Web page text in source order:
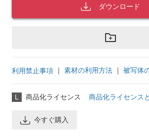
ダウンロード
利用禁止事項 ｜ 素材の利用方法 ｜ 被写体
L 商品化ライセンス 商品化ライセンス
今すぐ購入